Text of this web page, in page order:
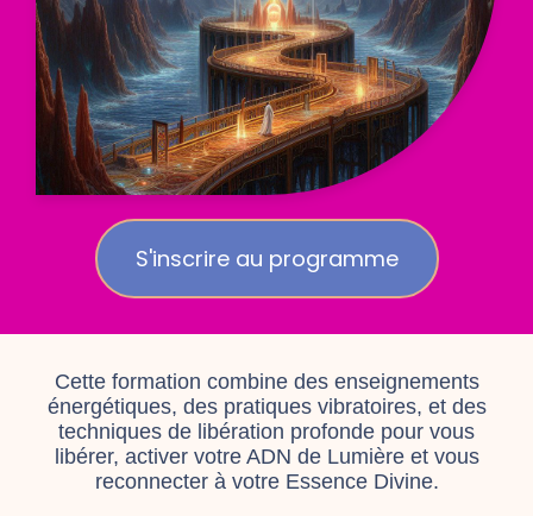
S'inscrire au programme
Cette formation combine des enseignements
énergétiques, des pratiques vibratoires, et des
techniques de libération profonde pour vous
libérer, activer votre ADN de Lumière et vous
reconnecter à votre Essence Divine.